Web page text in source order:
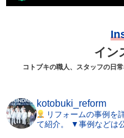
イン
コトブキの職人、スタッフの日
kotobuki_reform
リフォームの事例を
て紹介。
▼事例などは